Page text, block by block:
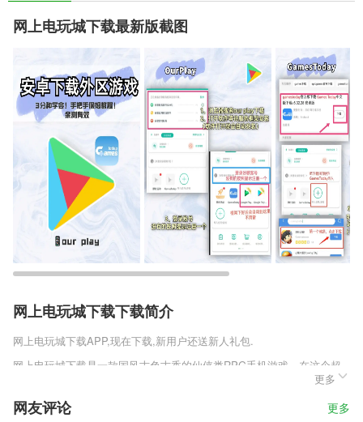
网上电玩城下载最新版截图
网上电玩城下载下载简介
网上电玩城下载APP,现在下载,新用户还送新人礼包.
网上电玩城下载是一款国风古色古香的仙侠类RPG手机游戏，在这个超
大世界大陆中，每天都在发生着各种形形色色的事，只有强大的实力才能
在这里立足下来，主宰着别人的生死，你想要凌驾于至高权利法则之上，
你需要不断变强，还有着很长的路要走。
更多
网友评论 更多